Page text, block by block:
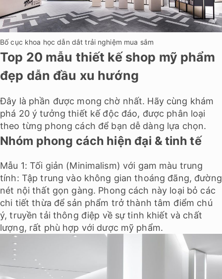
Bố cục khoa học dẫn dắt trải nghiệm mua sắm
Top 20 mẫu thiết kế shop mỹ phẩm
đẹp dẫn đầu xu hướng
Đây là phần được mong chờ nhất. Hãy cùng khám
phá 20 ý tưởng thiết kế độc đáo, được phân loại
theo từng phong cách để bạn dễ dàng lựa chọn.
Nhóm phong cách hiện đại & tinh tế
Mẫu 1: Tối giản (Minimalism) với gam màu trung
tính: Tập trung vào không gian thoáng đãng, đường
nét nội thất gọn gàng. Phong cách này loại bỏ các
chi tiết thừa để sản phẩm trở thành tâm điểm chú
ý, truyền tải thông điệp về sự tinh khiết và chất
lượng, rất phù hợp với dược mỹ phẩm.